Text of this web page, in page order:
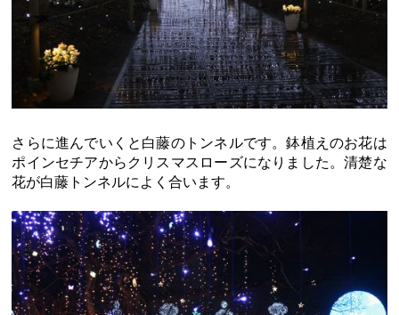
さらに進んでいくと白藤のトンネルです。鉢植えのお花は
ポインセチアからクリスマスローズになりました。清楚な
花が白藤トンネルによく合います。